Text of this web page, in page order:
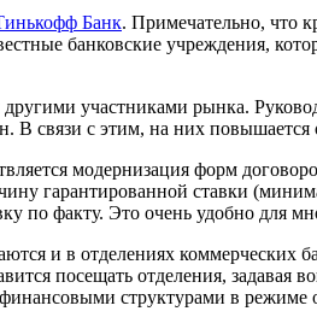
Банк. Примечательно, что
банковские учреждения,
другими участниками рынка.
В связи с этим, на них
модернизация форм
гарантированной ставки
по факту. Это очень удобно для
и в отделениях
посещать отделения, задавая
структурами в режиме